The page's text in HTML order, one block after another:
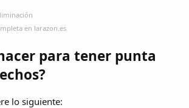
en larazon.es
para tener punta
lo siguiente: